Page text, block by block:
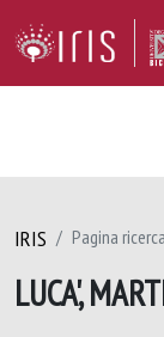
IRIS Pagina
LUCA',